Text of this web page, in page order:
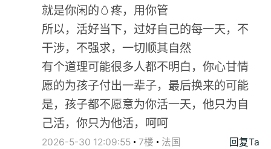
就是你闲的🥚疼，用你管
所以，活好当下，过好自己的每一天，不
干涉，不强求，一切顺其自然
有个道理可能很多人都不明白，你心甘情
愿的为孩子付出一辈子，最后换来的可能
是，孩子都不愿意为你活一天，他只为自
己活，你只为他活，呵呵
2026-5-30 12:09:55 7楼 法国 回复Ta